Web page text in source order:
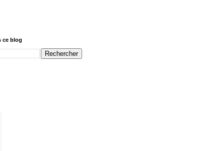
ce blog